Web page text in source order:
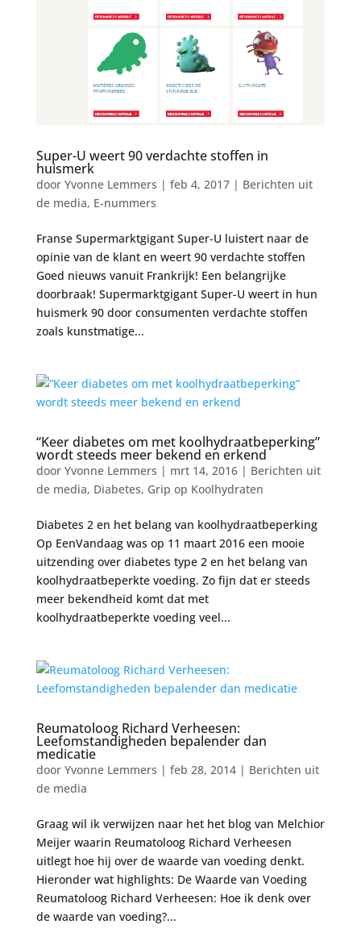
Super-U weert 90 verdachte stoffen in
huismerk
door Yvonne Lemmers | feb 4, 2017| Berichten uit
de media, E-nummers
Franse Supermarktgigant Super-U luistert naar de
opinie van de klant en weert 90 verdachte stoffen
Goed nieuws vanuit Frankrijk! Een belangrijke
doorbraak! Supermarktgigant Super-U weert in hun
huismerk 90 door consumenten verdachte stoffen
zoals kunstmatige...
“Keer diabetes om met koolhydraatbeperking”
wordt steeds meer bekend en erkend
door Yvonne Lemmers | mrt 14, 2016| Berichten uit
de media, Diabetes, Grip op Koolhydraten
Diabetes 2 en het belang van koolhydraatbeperking
Op EenVandaag was op 11 maart 2016 een mooie
uitzending over diabetes type 2 en het belang van
koolhydraatbeperkte voeding. Zo fijn dat er steeds
meer bekendheid komt dat met
koolhydraatbeperkte voeding veel...
Reumatoloog Richard Verheesen:
Leefomstandigheden bepalender dan
medicatie
door Yvonne Lemmers | feb 28, 2014| Berichten uit
de media
Graag wil ik verwijzen naar het het blog van Melchior
Meijer waarin Reumatoloog Richard Verheesen
uitlegt hoe hij over de waarde van voeding denkt.
Hieronder wat highlights: De Waarde van Voeding
Reumatoloog Richard Verheesen: Hoe ik denk over
de waarde van voeding?...